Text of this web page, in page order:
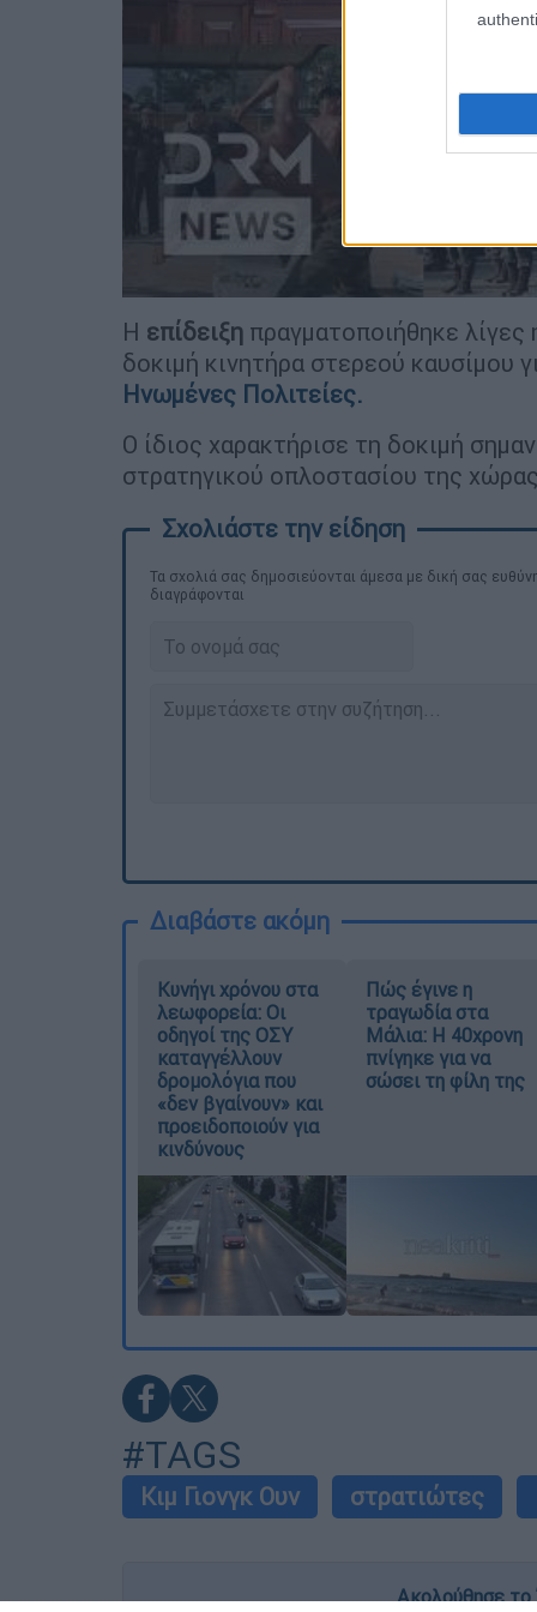
Η επίδειξη πραγματοποιήθηκε
δοκιμή κινητήρα στερεού καυσίμου
Ηνωμένες Πολιτείες.
Ο ίδιος χαρακτήρισε τη δοκιμή
στρατηγικού οπλοστασίου της
Τα σχολιά σας δημοσιεύονται άμεσα με δική σας
διαγράφονται
Διαβάστε ακόμη
Κυνήγι χρόνου στα
λεωφορεία: Οι
οδηγοί της ΟΣΥ
καταγγέλλουν
δρομολόγια που
«δεν βγαίνουν» και
προειδοποιούν για
κινδύνους
Πώς έγινε η
τραγωδία στα
Μάλια: Η 40χρονη
πνίγηκε για να
σώσει τη φίλη της
#TAGS
Κιμ Γιονγκ Ουν στρατιώτες
Ακολούθησε το